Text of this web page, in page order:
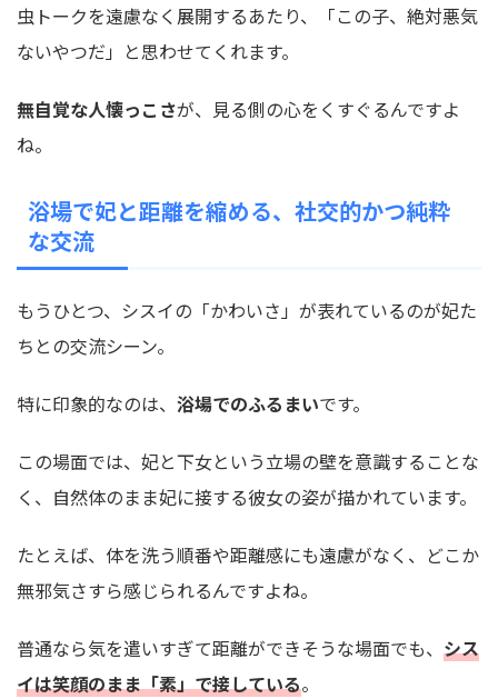
虫トークを遠慮なく展開するあたり、「この子、絶対悪気
ないやつだ」と思わせてくれます。
無自覚な人懐っこさが、見る側の心をくすぐるんですよ
ね。
浴場で妃と距離を縮める、社交的かつ純粋
な交流
もうひとつ、シスイの「かわいさ」が表れているのが妃た
ちとの交流シーン。
特に印象的なのは、 浴場でのふるまいです。
この場面では、妃と下女という立場の壁を意識することな
く、自然体のまま妃に接する彼女の姿が描かれています。
たとえば、体を洗う順番や距離感にも遠慮がなく、どこか
無邪気さすら感じられるんですよね。
普通なら気を遣いすぎて距離ができそうな場面でも、 シス
イは笑顔のまま「素」で接している。